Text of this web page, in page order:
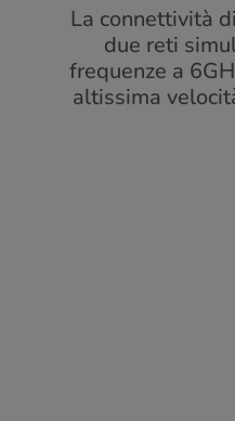
La connettività
due reti
frequenze a
altissima